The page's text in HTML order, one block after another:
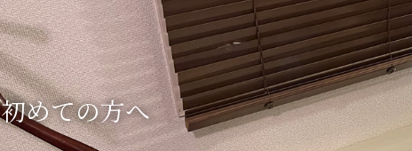
初めての方へ